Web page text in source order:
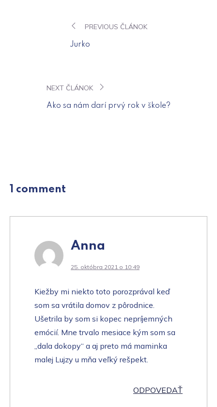
Navigácia
článku
PREVIOUS ČLÁNOK
Jurko
NEXT ČLÁNOK
Ako sa nám darí prvý rok v škole?
1 comment
Anna
25. októbra 2021 o 10:49
Kiežby mi niekto toto porozprával keď
som sa vrátila domov z pôrodnice.
Ušetrila by som si kopec nepríjemných
emócií. Mne trvalo mesiace kým som sa
„dala dokopy“ a aj preto má maminka
malej Lujzy u mňa veľký rešpekt.
ODPOVEDAŤ